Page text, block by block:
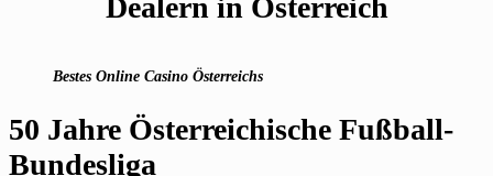
Dealern in Österreich
Bestes Online Casino Österreichs
50 Jahre Österreichische Fußball-
Bundesliga